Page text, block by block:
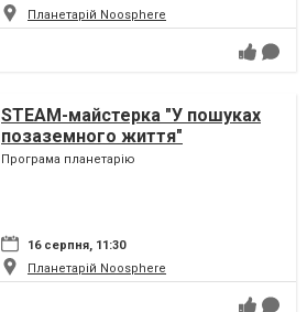
Планетарій Noosphere
STEAM-майстерка "У пошуках
позаземного життя"
Програма планетарію
16 серпня, 11:30
Планетарій Noosphere